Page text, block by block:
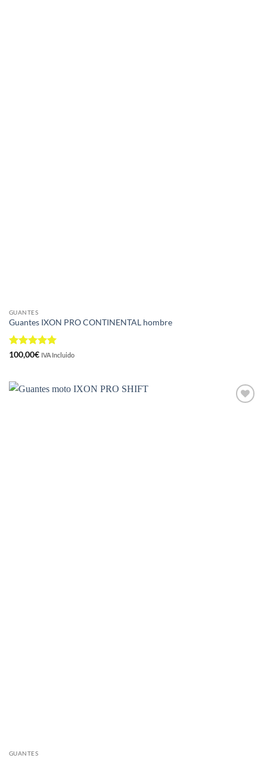
GUANTES
Guantes IXON PRO CONTINENTAL hombre
Valorado
100,00€ IVA Incluido
GUANTES